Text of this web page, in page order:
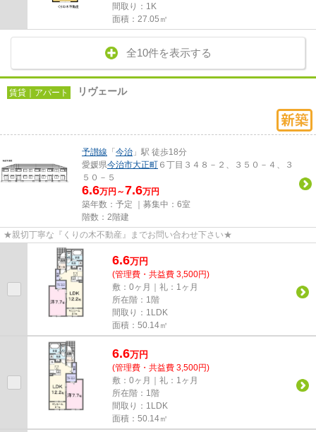
間取り：1K
面積：27.05㎡
全10件を表示する
賃貸｜アパート リヴェール
予讃線 「 今治 」駅 徒歩18分
愛媛県今治市大正町 ６丁目３４８－２、３５０－４、３
５０－５
6.6万円～7.6万円
築年数：予定 ｜募集中： 6室
階数：2階建
★親切丁寧な『くりの木不動産』までお問い合わせ下さい★
6.6万円
(管理費・共益費 3,500円)
敷：0ヶ月｜礼：1ヶ月
所在階：1階
間取り：1LDK
面積：50.14㎡
6.6万円
(管理費・共益費 3,500円)
敷：0ヶ月｜礼：1ヶ月
所在階：1階
間取り：1LDK
面積：50.14㎡